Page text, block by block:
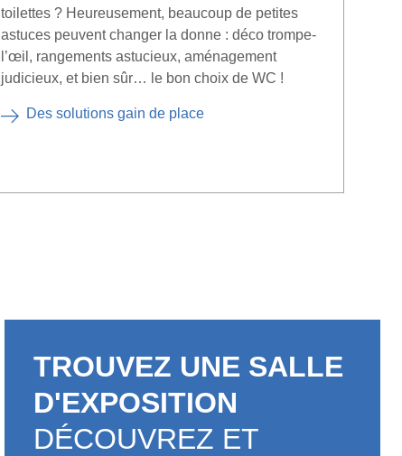
toilettes ? Heureusement, beaucoup de petites
astuces peuvent changer la donne : déco trompe-
l’œil, rangements astucieux, aménagement
judicieux, et bien sûr… le bon choix de WC !
Des solutions gain de place
TROUVEZ UNE SALLE
D'EXPOSITION
DÉCOUVREZ ET